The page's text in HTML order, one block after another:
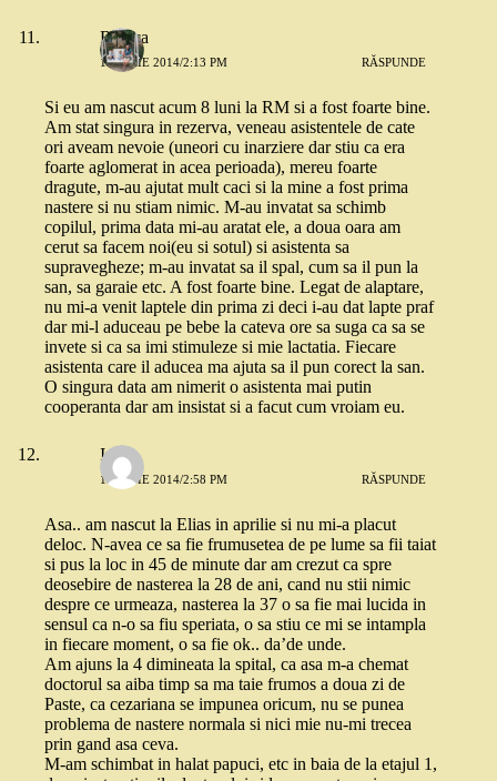
Raluca
15 IULIE 2014/2:13 PM RĂSPUNDE
Si eu am nascut acum 8 luni la RM si a fost foarte bine.
Am stat singura in rezerva, veneau asistentele de cate
ori aveam nevoie (uneori cu inarziere dar stiu ca era
foarte aglomerat in acea perioada), mereu foarte
dragute, m-au ajutat mult caci si la mine a fost prima
nastere si nu stiam nimic. M-au invatat sa schimb
copilul, prima data mi-au aratat ele, a doua oara am
cerut sa facem noi(eu si sotul) si asistenta sa
supravegheze; m-au invatat sa il spal, cum sa il pun la
san, sa garaie etc. A fost foarte bine. Legat de alaptare,
nu mi-a venit laptele din prima zi deci i-au dat lapte praf
dar mi-l aduceau pe bebe la cateva ore sa suga ca sa se
invete si ca sa imi stimuleze si mie lactatia. Fiecare
asistenta care il aducea ma ajuta sa il pun corect la san.
O singura data am nimerit o asistenta mai putin
cooperanta dar am insistat si a facut cum vroiam eu.
Iulia
15 IULIE 2014/2:58 PM RĂSPUNDE
Asa.. am nascut la Elias in aprilie si nu mi-a placut
deloc. N-avea ce sa fie frumusetea de pe lume sa fii taiat
si pus la loc in 45 de minute dar am crezut ca spre
deosebire de nasterea la 28 de ani, cand nu stii nimic
despre ce urmeaza, nasterea la 37 o sa fie mai lucida in
sensul ca n-o sa fiu speriata, o sa stiu ce mi se intampla
in fiecare moment, o sa fie ok.. da’de unde.
Am ajuns la 4 dimineata la spital, ca asa m-a chemat
doctorul sa aiba timp sa ma taie frumos a doua zi de
Paste, ca cezariana se impunea oricum, nu se punea
problema de nastere normala si nici mie nu-mi trecea
prin gand asa ceva.
M-am schimbat in halat papuci, etc in baia de la etajul 1,